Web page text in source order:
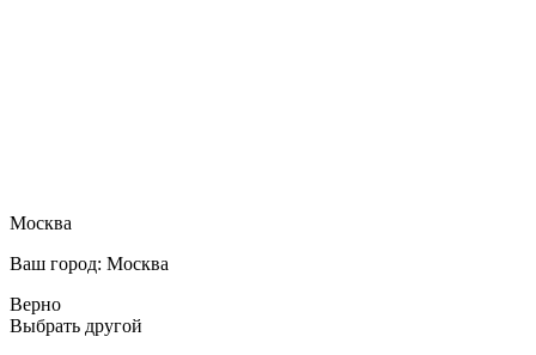
Москва
Ваш город: Москва
Верно
Выбрать другой